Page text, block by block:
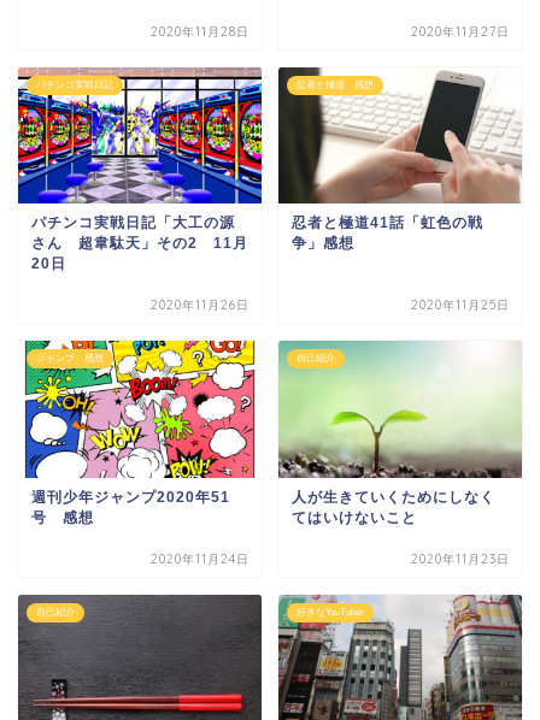
2020年11月28日 2020年11月27日
パチンコ実戦日記
パチンコ実戦日記「大工の源
さん 超韋駄天」その2 11月
20日
2020年11月26日
忍者と極道 感想
忍者と極道41話「虹色の戦
争」感想
2020年11月25日
ジャンプ 感想
週刊少年ジャンプ2020年51
号 感想
2020年11月24日
自己紹介
人が生きていくためにしなく
てはいけないこと
2020年11月23日
自己紹介 好きなYouTuber